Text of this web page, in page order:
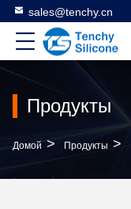
sales@tenchy.cn
Продукты
Домой > Продукты >